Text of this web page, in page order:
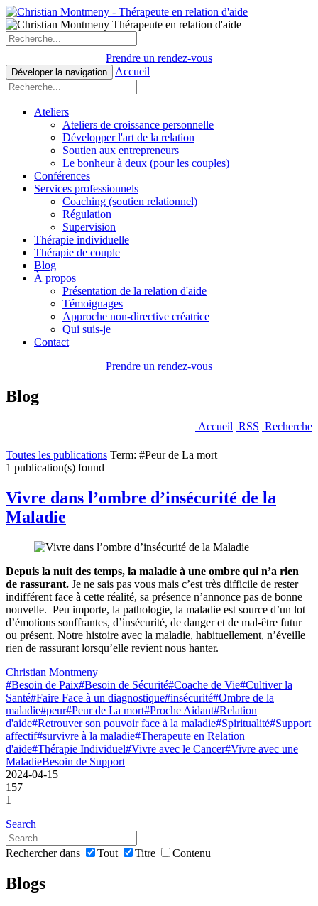
Prendre un rendez-vous
Déveloper la navigation Accueil
Ateliers
Ateliers de croissance personnelle
Développer l'art de la relation
Soutien aux entrepreneurs
Le bonheur à deux (pour les couples)
Conférences
Services professionnels
Coaching (soutien relationnel)
Régulation
Supervision
Thérapie individuelle
Thérapie de couple
Blog
À propos
Présentation de la relation d'aide
Témoignages
Approche non-directive créatrice
Qui suis-je
Contact
Prendre un rendez-vous
Blog
Accueil RSS Recherche
Toutes les publications Term: #Peur de La mort
1 publication(s) found
Vivre dans l’ombre d’insécurité de la
Maladie
Depuis la nuit des temps, la maladie à une ombre qui n’a rien
de rassurant. Je ne sais pas vous mais c’est très difficile de rester
indifférent face à cette réalité, sa présence n’annonce pas de bonne
nouvelle. Peu importe, la pathologie, la maladie est source d’un lot
d’émotions souffrantes, d’insécurité, de danger et de mal-être futur
ou présent. Notre histoire avec la maladie, habituellement, n’éveille
rien de rassurant lorsqu’elle revient nous hanter.
Christian Montmeny
#Besoin de Paix#Besoin de Sécurité#Coache de Vie#Cultiver la
Santé#Faire Face à un diagnostique#insécurité#Ombre de la
maladie#peur#Peur de La mort#Proche Aidant#Relation
d'aide#Retrouver son pouvoir face à la maladie#Spiritualité#Support
affectif#survivre à la maladie#Therapeute en Relation
d'aide#Thérapie Individuel#Vivre avec le Cancer#Vivre avec une
MaladieBesoin de Support
2024-04-15
157
1
Search
Rechercher dans Tout Titre Contenu
Blogs